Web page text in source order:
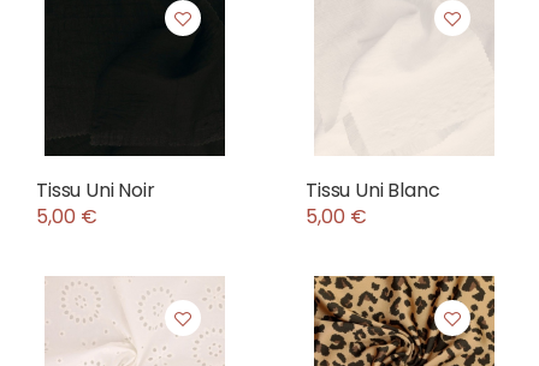
Tissu Uni Noir
5,00 €
Tissu Uni Blanc
5,00 €